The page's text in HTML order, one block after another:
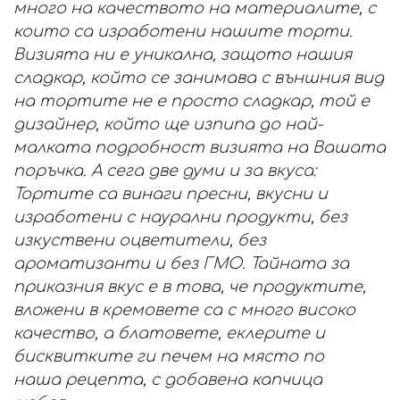
много на качеството на материалите, с
които са изработени нашите торти.
Визията ни е уникална, защото нашия
сладкар, който се занимава с външния вид
на тортите не е просто сладкар, той е
дизайнер, който ще изпипа до най-
малката подробност визията на Вашата
поръчка. А сега две думи и за вкуса:
Тортите са винаги пресни, вкусни и
изработени с наурални продукти, без
изкуствени оцветители, без
ароматизанти и без ГМО. Тайната за
приказния вкус е в това, че продуктите,
вложени в кремовете са с много високо
качество, а блатовете, еклерите и
бисквитките ги печем на място по
наша рецепта, с добавена капчица